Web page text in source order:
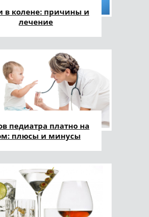
в колене: причины и
лечение
педиатра платно на
плюсы и минусы